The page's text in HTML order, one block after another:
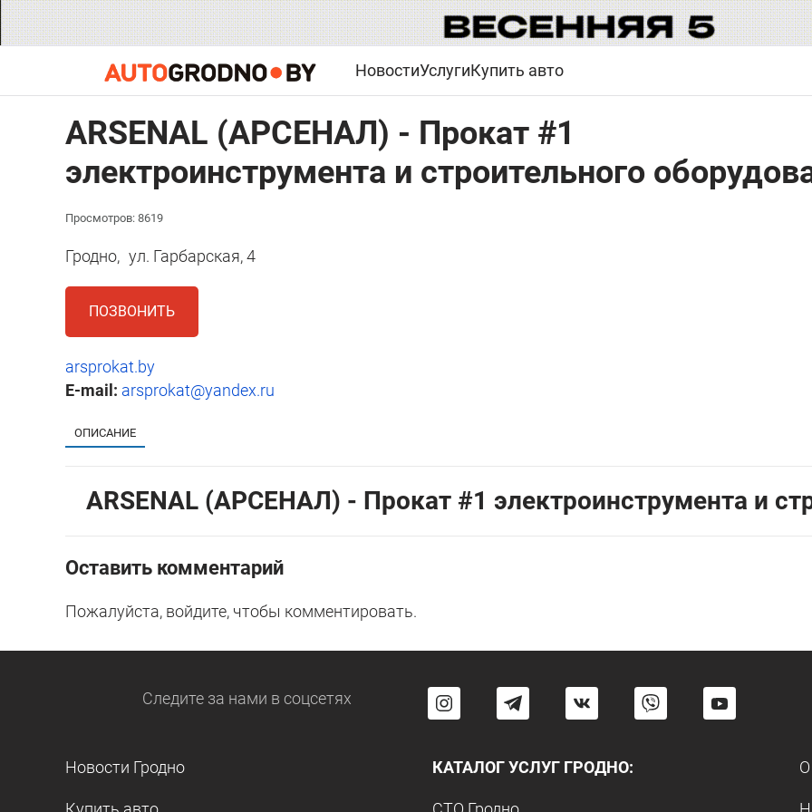
НовостиУслугиКупить авто
ARSENAL (АРСЕНАЛ) - Прокат #1
электроинструмента и строительного
Просмотров: 8619
Гродно, ул. Гарбарская, 4
ПОЗВОНИТЬ
arsprokat.by
E-mail: arsprokat@yandex.ru
ОПИСАНИЕ
ARSENAL (АРСЕНАЛ) - Прокат #1 электроинструмента и
Оставить комментарий
Пожалуйста, войдите, чтобы комментировать.
Следите за нами в соцсетях
Новости Гродно КАТАЛОГ УСЛУГ ГРОДНО: